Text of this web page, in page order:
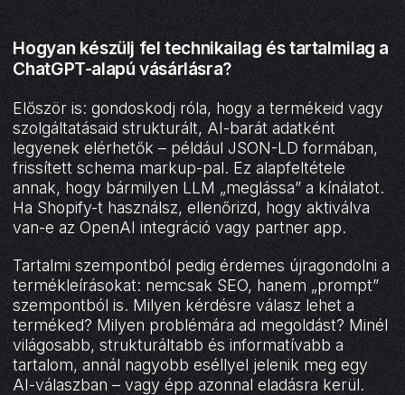
Hogyan készülj fel technikailag és tartalmilag a
ChatGPT-alapú vásárlásra?
Először is: gondoskodj róla, hogy a termékeid vagy
szolgáltatásaid strukturált, AI-barát adatként
legyenek elérhetők – például JSON-LD formában,
frissített schema markup-pal. Ez alapfeltétele
annak, hogy bármilyen LLM „meglássa” a kínálatot.
Ha Shopify-t használsz, ellenőrizd, hogy aktiválva
van-e az OpenAI integráció vagy partner app.
Tartalmi szempontból pedig érdemes újragondolni a
termékleírásokat: nemcsak SEO, hanem „prompt”
szempontból is. Milyen kérdésre válasz lehet a
terméked? Milyen problémára ad megoldást? Minél
világosabb, strukturáltabb és informatívabb a
tartalom, annál nagyobb eséllyel jelenik meg egy
AI-válaszban – vagy épp azonnal eladásra kerül.